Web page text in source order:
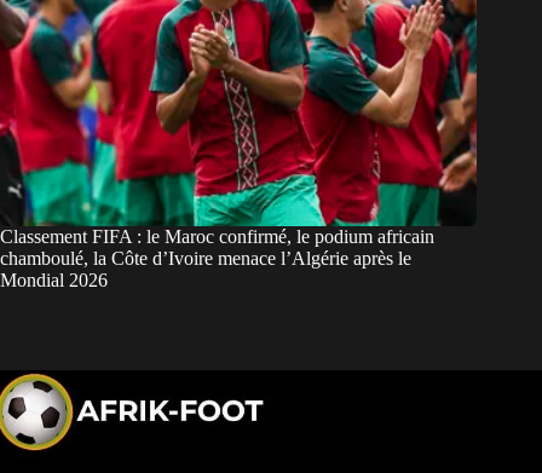
Classement FIFA : le Maroc confirmé, le podium africain
chamboulé, la Côte d’Ivoire menace l’Algérie après le
Mondial 2026